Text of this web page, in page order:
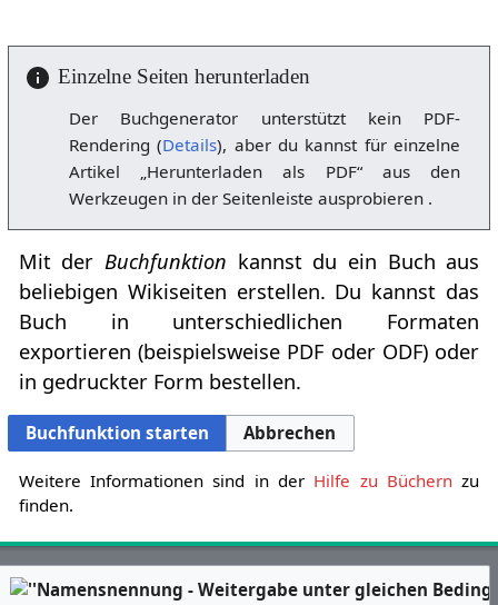
Einzelne Seiten herunterladen
Der Buchgenerator unterstützt kein PDF-
Rendering (Details), aber du kannst für einzelne
Artikel „Herunterladen als PDF“ aus den
Werkzeugen in der Seitenleiste ausprobieren .
Mit derBuchfunktion kannst du ein Buch aus
beliebigen Wikiseiten erstellen. Du kannst das
Buch in unterschiedlichen Formaten
exportieren (beispielsweise PDF oder ODF) oder
in gedruckter Form bestellen.
Buchfunktion starten Abbrechen
Weitere Informationen sind in der Hilfe zu Büchernzu
finden.